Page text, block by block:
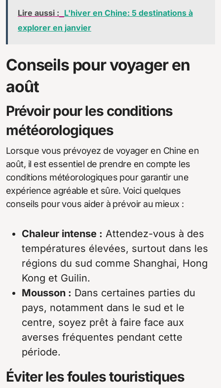
Lire aussi : L'hiver en Chine: 5 destinations à
explorer en janvier
Conseils pour voyager en
août
Prévoir pour les conditions
météorologiques
Lorsque vous prévoyez de voyager en Chine en
août, il est essentiel de prendre en compte les
conditions météorologiques pour garantir une
expérience agréable et sûre. Voici quelques
conseils pour vous aider à prévoir au mieux :
Chaleur intense : Attendez-vous à des
températures élevées, surtout dans les
régions du sud comme Shanghai, Hong
Kong et Guilin.
Mousson : Dans certaines parties du
pays, notamment dans le sud et le
centre, soyez prêt à faire face aux
averses fréquentes pendant cette
période.
Éviter les foules touristiques